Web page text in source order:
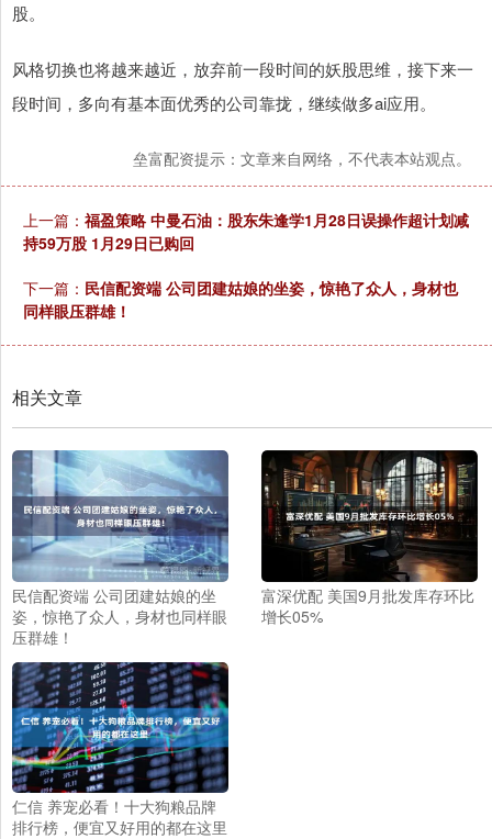
股。
风格切换也将越来越近，放弃前一段时间的妖股思维，接下来一
段时间，多向有基本面优秀的公司靠拢，继续做多ai应用。
垒富配资提示：文章来自网络，不代表本站观点。
上一篇： 福盈策略 中曼石油：股东朱逢学1月28日误操作超计划减
持59万股 1月29日已购回
下一篇： 民信配资端 公司团建姑娘的坐姿，惊艳了众人，身材也
同样眼压群雄！
相关文章
民信配资端 公司团建姑娘的坐
姿，惊艳了众人，身材也同样眼
压群雄！
富深优配 美国9月批发库存环比
增长05%
仁信 养宠必看！十大狗粮品牌
排行榜，便宜又好用的都在这里